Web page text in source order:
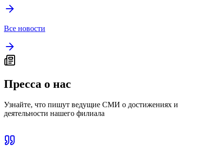
Все новости
Пресса о нас
Узнайте, что пишут ведущие СМИ о достижениях и
деятельности нашего филиала